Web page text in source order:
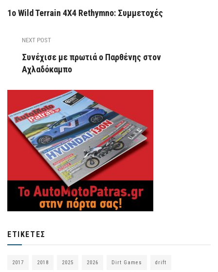
1ο Wild Terrain 4X4 Rethymno: Συμμετοχές
NEXT POST
Συνέχισε με πρωτιά ο Παρθένης στον
Αχλαδόκαμπο
ΕΤΙΚΈΤΕΣ
2017 2018 2025 2026 Dirt Games drift